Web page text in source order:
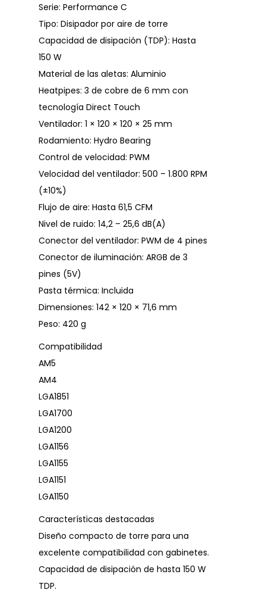
Serie: Performance C
Tipo: Disipador por aire de torre
Capacidad de disipación (TDP): Hasta
150 W
Material de las aletas: Aluminio
Heatpipes: 3 de cobre de 6 mm con
tecnología Direct Touch
Ventilador: 1 × 120 × 120 × 25 mm
Rodamiento: Hydro Bearing
Control de velocidad: PWM
Velocidad del ventilador: 500 – 1.800 RPM
(±10%)
Flujo de aire: Hasta 61,5 CFM
Nivel de ruido: 14,2 – 25,6 dB(A)
Conector del ventilador: PWM de 4 pines
Conector de iluminación: ARGB de 3
pines (5V)
Pasta térmica: Incluida
Dimensiones: 142 × 120 × 71,6 mm
Peso: 420 g
Compatibilidad
AM5
AM4
LGA1851
LGA1700
LGA1200
LGA1156
LGA1155
LGA1151
LGA1150
Características destacadas
Diseño compacto de torre para una
excelente compatibilidad con gabinetes.
Capacidad de disipación de hasta 150 W
TDP.